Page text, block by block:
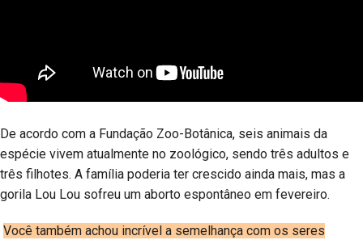
De acordo com a Fundação Zoo-Botânica, seis animais da
espécie vivem atualmente no zoológico, sendo três adultos e
três filhotes. A família poderia ter crescido ainda mais, mas a
gorila Lou Lou sofreu um aborto espontâneo em fevereiro.
Você também achou incrível a semelhança com os seres